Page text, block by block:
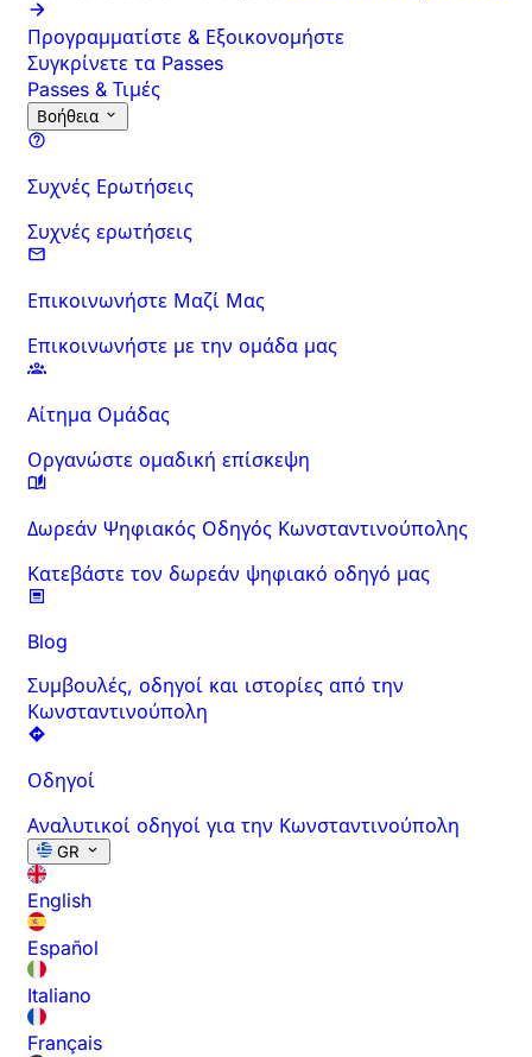
Προγραμματίστε & Εξοικονομήστε
Συγκρίνετε τα Passes
Passes & Τιμές
Βοήθεια
Συχνές Ερωτήσεις
Συχνές ερωτήσεις
Επικοινωνήστε Μαζί Μας
Επικοινωνήστε με την ομάδα μας
Αίτημα Ομάδας
Οργανώστε ομαδική επίσκεψη
Δωρεάν Ψηφιακός Οδηγός Κωνσταντινούπολης
Κατεβάστε τον δωρεάν ψηφιακό οδηγό μας
Blog
Συμβουλές, οδηγοί και ιστορίες από την
Κωνσταντινούπολη
Οδηγοί
Αναλυτικοί οδηγοί για την Κωνσταντινούπολη
GR
English
Español
Italiano
Français